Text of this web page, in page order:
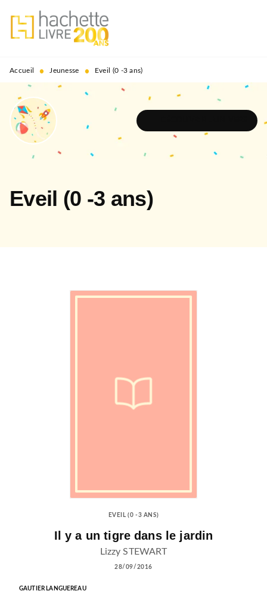
MENU RECHERCHE
PIED DE PAGE
Accueil • Jeunesse • Eveil (0 -3 ans)
Eveil (0 -3 ans)
EVEIL (0 -3 ANS)
Il y a un tigre dans le jardin
Lizzy STEWART
28/09/2016
GAUTIER LANGUEREAU